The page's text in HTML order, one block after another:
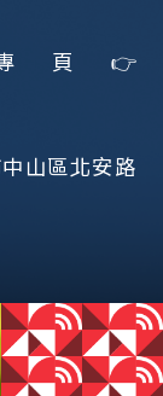
頁👉
山區北安路